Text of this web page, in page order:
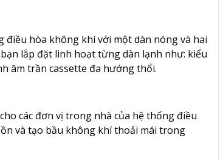
điều hòa không khí với một dàn nóng và hai
lắp đặt linh hoạt từng dàn lạnh như: kiểu
âm trần cassette đa hướng thổi.
các đơn vị trong nhà của hệ thống điều
và tạo bầu không khí thoải mái trong